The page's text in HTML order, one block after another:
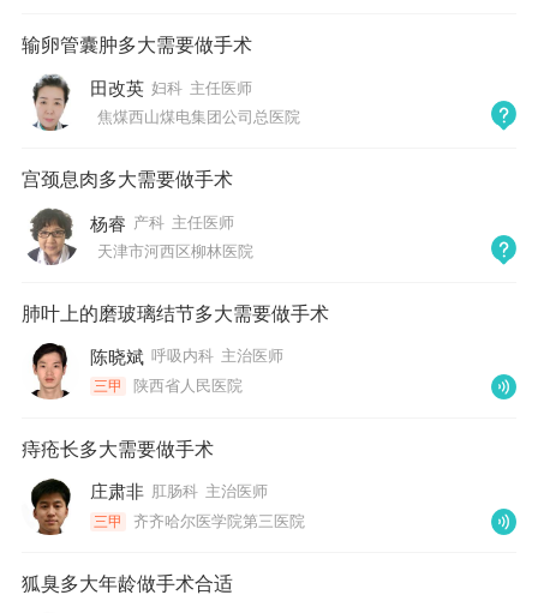
输卵管囊肿多大需要做手术
田改英 妇科 主任医师
焦煤西山煤电集团公司总医院
宫颈息肉多大需要做手术
杨睿 产科 主任医师
天津市河西区柳林医院
肺叶上的磨玻璃结节多大需要做手术
陈晓斌 呼吸内科 主治医师
三甲 陕西省人民医院
痔疮长多大需要做手术
庄肃非 肛肠科 主治医师
三甲 齐齐哈尔医学院第三医院
狐臭多大年龄做手术合适